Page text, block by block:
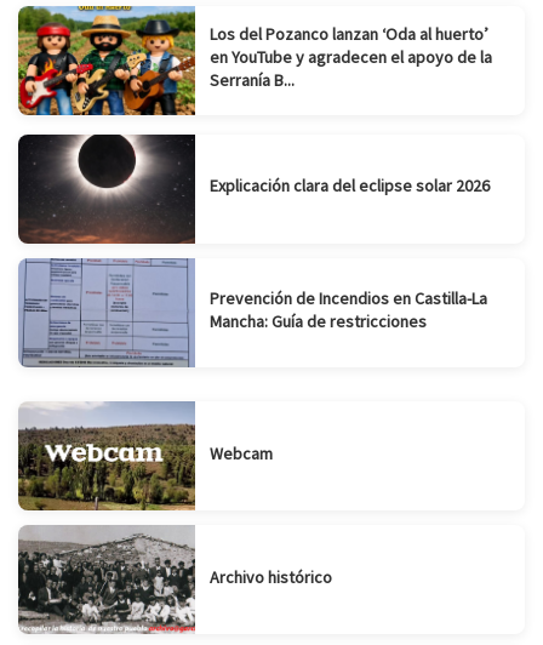
Los del Pozanco lanzan ‘Oda al huerto’
en YouTube y agradecen el apoyo de la
Serranía B...
Explicación clara del eclipse solar 2026
Prevención de Incendios en Castilla-La
Mancha: Guía de restricciones
Webcam
Archivo histórico